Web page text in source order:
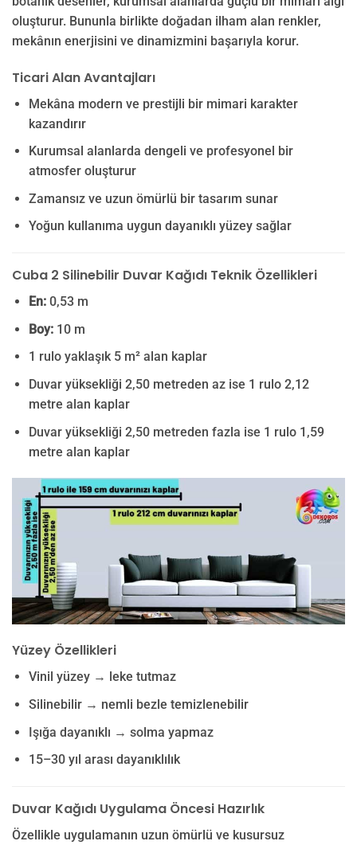
oluşturur. Bununla birlikte doğadan ilham alan renkler,
mekânın enerjisini ve dinamizmini başarıyla korur.
Ticari Alan Avantajları
Mekâna modern ve prestijli bir mimari karakter
kazandırır
Kurumsal alanlarda dengeli ve profesyonel bir
atmosfer oluşturur
Zamansız ve uzun ömürlü bir tasarım sunar
Yoğun kullanıma uygun dayanıklı yüzey sağlar
Cuba 2 Silinebilir Duvar Kağıdı Teknik Özellikleri
En:0,53 m
Boy:10 m
1 rulo yaklaşık 5 m² alan kaplar
Duvar yüksekliği 2,50 metreden az ise 1 rulo 2,12
metre alan kaplar
Duvar yüksekliği 2,50 metreden fazla ise 1 rulo 1,59
metre alan kaplar
Yüzey Özellikleri
Vinil yüzey → leke tutmaz
Silinebilir → nemli bezle temizlenebilir
Işığa dayanıklı → solma yapmaz
15–30 yıl arası dayanıklılık
Duvar Kağıdı Uygulama Öncesi Hazırlık
Özellikle uygulamanın uzun ömürlü ve kusursuz